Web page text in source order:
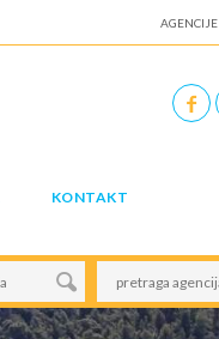
AGENCIJE
KONTAKT